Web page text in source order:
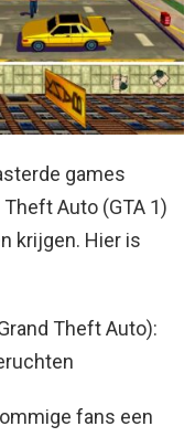
games
Auto (GTA 1)
krijgen. Hier is
Theft Auto):
fans een